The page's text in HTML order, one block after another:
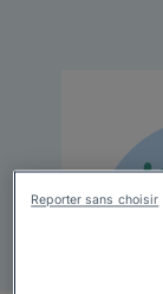
Reporter sans choisir